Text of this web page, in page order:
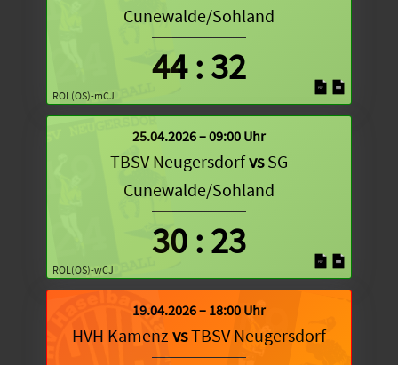
ROL(OS)-mCJ
Cunewalde/Sohland
44: 32
ROL(OS)-wCJ
25.04.2026 – 09:00 Uhr
TBSV NeugersdorfvsSG
Cunewalde/Sohland
30 : 23
19.04.2026 – 18:00 Uhr
HVH Kamenz vsTBSV Neugersdorf